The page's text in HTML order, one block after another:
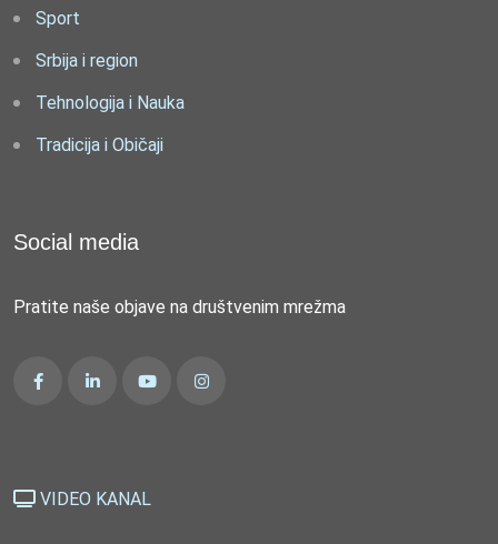
Sport
Srbija i region
Tehnologija i Nauka
Tradicija i Običaji
Social media
Pratite naše objave na društvenim mrežma
VIDEO KANAL